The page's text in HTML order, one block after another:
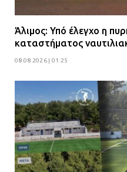
Άλιμος: Υπό έλεγχο η
καταστήματος
08.08.2026 | 01:25